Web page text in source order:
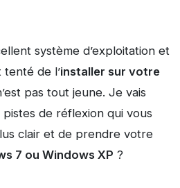
système d’exploitation et
de l’installer sur votre
pas tout jeune. Je vais
de réflexion qui vous
clair et de prendre votre
7 ou Windows XP ?